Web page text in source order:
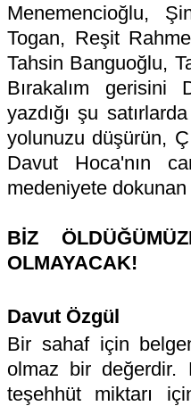
Menemencioğlu,
Togan, Reşit
Tahsin Banguoğlu,
Bırakalım
yazdığı şu
yolunuzu düşürün,
Davut Hoca'nın
medeniyete
BİZ
OLMAYACAK!
Davut Özgül
Bir sahaf için
olmaz bir değerdir.
teşehhüt miktarı